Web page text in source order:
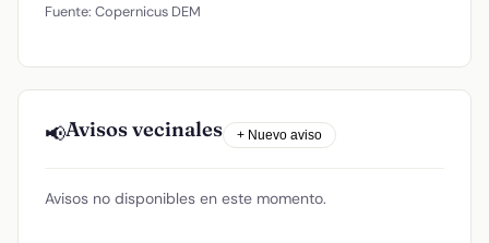
Fuente: Copernicus DEM
📢Avisos vecinales + Nuevo aviso
Avisos no disponibles en este momento.